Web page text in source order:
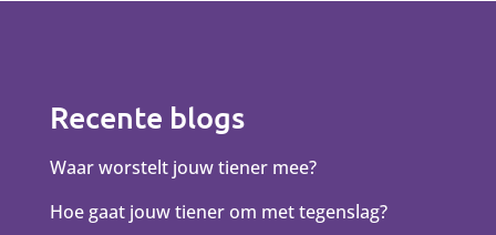
Recente blogs
Waar worstelt jouw tiener mee?
Hoe gaat jouw tiener om met tegenslag?